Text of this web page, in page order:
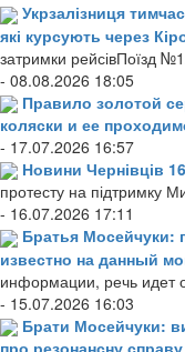
Укрзалізниця
які курсують через
затримки рейсівПоїзд
- 08.08.2026 18:05
Правило золотой
коляски и ее
- 17.07.2026 16:57
Новини Чернівців
протесту на підтримку
- 16.07.2026 17:11
Братья Мосейчуки:
известно на данный
информации, речь идет
- 15.07.2026 16:03
Брати Мосейчуки:
про резонансну справу